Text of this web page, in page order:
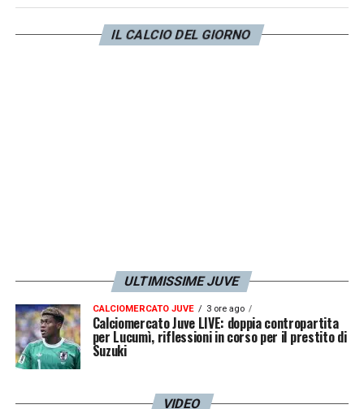
IL CALCIO DEL GIORNO
ULTIMISSIME JUVE
CALCIOMERCATO JUVE 3 ore ago
Calciomercato Juve LIVE: doppia contropartita
per Lucumì, riflessioni in corso per il prestito di
Suzuki
VIDEO